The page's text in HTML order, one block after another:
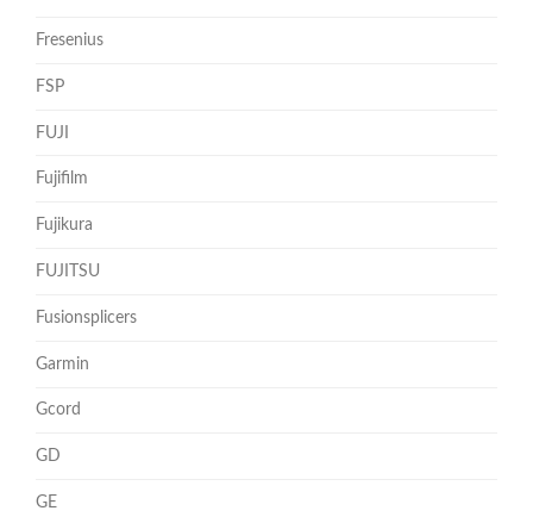
Fresenius
FSP
FUJI
Fujifilm
Fujikura
FUJITSU
Fusionsplicers
Garmin
Gcord
GD
GE